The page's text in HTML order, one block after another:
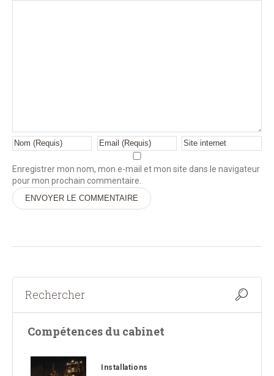
Enregistrer mon nom, mon e-mail et mon site dans le navigateur
pour mon prochain commentaire.
Compétences du cabinet
Installations